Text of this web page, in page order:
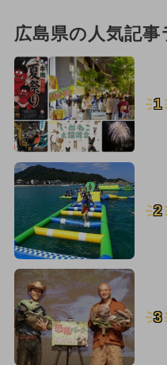
広島県の人気記
1
2
3